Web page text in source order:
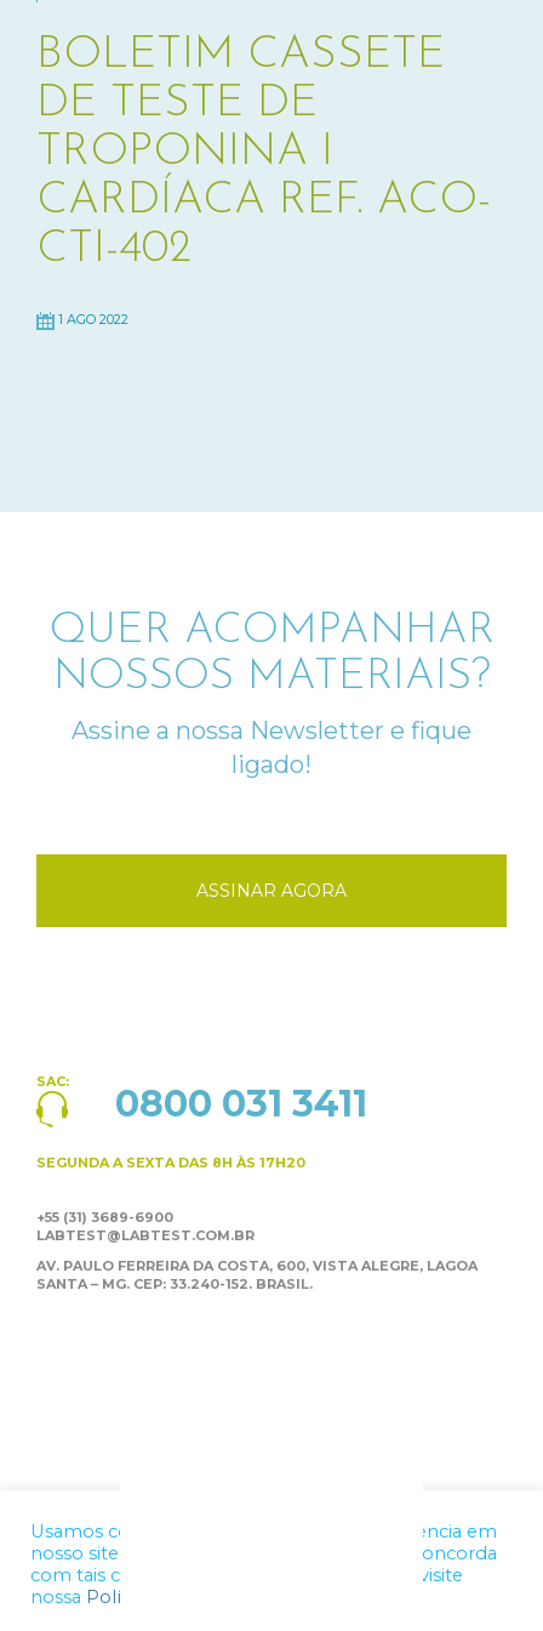
BOLETIM CASSETE
DE TESTE DE
TROPONINA I
CARDÍACA REF. ACO-
CTI-402
1 AGO 2022
QUER ACOMPANHAR
NOSSOS MATERIAIS?
Assine a nossa Newsletter e fique
ligado!
ASSINAR AGORA
SAC: 0800 031 3411
SEGUNDA A SEXTA DAS 8H ÀS 17H20
+55 (31) 3689-6900
LABTEST@LABTEST.COM.BR
AV. PAULO FERREIRA DA COSTA, 600, VISTA ALEGRE, LAGOA
SANTA – MG. CEP: 33.240-152. BRASIL.
Usamos cookies para melhorar a sua experiência em
nosso site. Ao utilizar nossos serviços, você concorda
com tais condições. Para mais informações, visite
nossa Política de Privacidade